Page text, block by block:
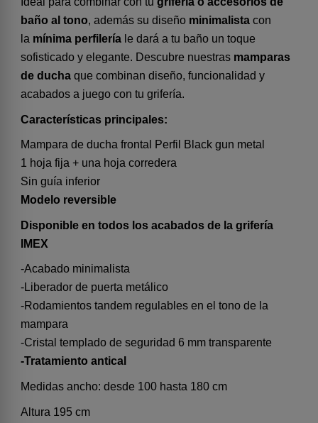
baño al tono, además su diseño minimalista con
la mínima perfilería le dará a tu baño un toque
sofisticado y elegante. Descubre nuestras mamparas
de ducha que combinan diseño, funcionalidad y
acabados a juego con tu grifería.
Características principales:
Mampara de ducha frontal Perfil Black gun metal
1 hoja fija + una hoja corredera
Sin guía inferior
Modelo reversible
Disponible en todos los acabados de la grifería
IMEX
-Acabado minimalista
-Liberador de puerta metálico
-Rodamientos tandem regulables en el tono de la
mampara
-Cristal templado de seguridad 6 mm transparente
-Tratamiento antical
Medidas ancho: desde 100 hasta 180 cm
Altura 195 cm